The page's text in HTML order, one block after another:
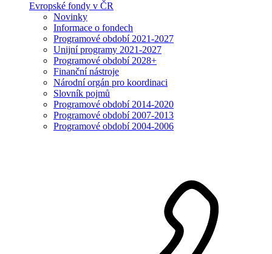
Evropské fondy v ČR
Novinky
Informace o fondech
Programové období 2021-2027
Unijní programy 2021-2027
Programové období 2028+
Finanční nástroje
Národní orgán pro koordinaci
Slovník pojmů
Programové období 2014-2020
Programové období 2007-2013
Programové období 2004-2006